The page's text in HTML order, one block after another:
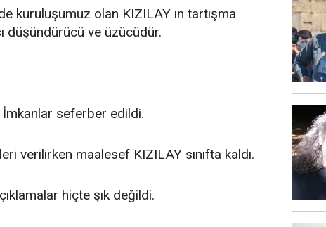
kuruluşumuz olan KIZILAY ın tartışma
düşündürücü ve üzücüdür.
seferber edildi.
verilirken maalesef KIZILAY sınıfta kaldı.
hiçte şık değildi.